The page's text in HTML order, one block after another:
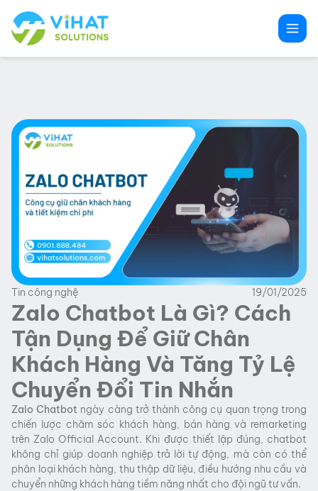
đến
phần
Tin công nghệ 19/01/2025
Zalo Chatbot Là Gì? Cách
Tận Dụng Để Giữ Chân
Khách Hàng Và Tăng Tỷ Lệ
Chuyển Đổi Tin Nhắn
Zalo Chatbot ngày càng trở thành công cụ quan trọng trong
chiến lược chăm sóc khách hàng, bán hàng và remarketing
trên Zalo Official Account. Khi được thiết lập đúng, chatbot
không chỉ giúp doanh nghiệp trả lời tự động, mà còn có thể
phân loại khách hàng, thu thập dữ liệu, điều hướng nhu cầu và
chuyển những khách hàng tiềm năng nhất cho đội ngũ tư vấn.